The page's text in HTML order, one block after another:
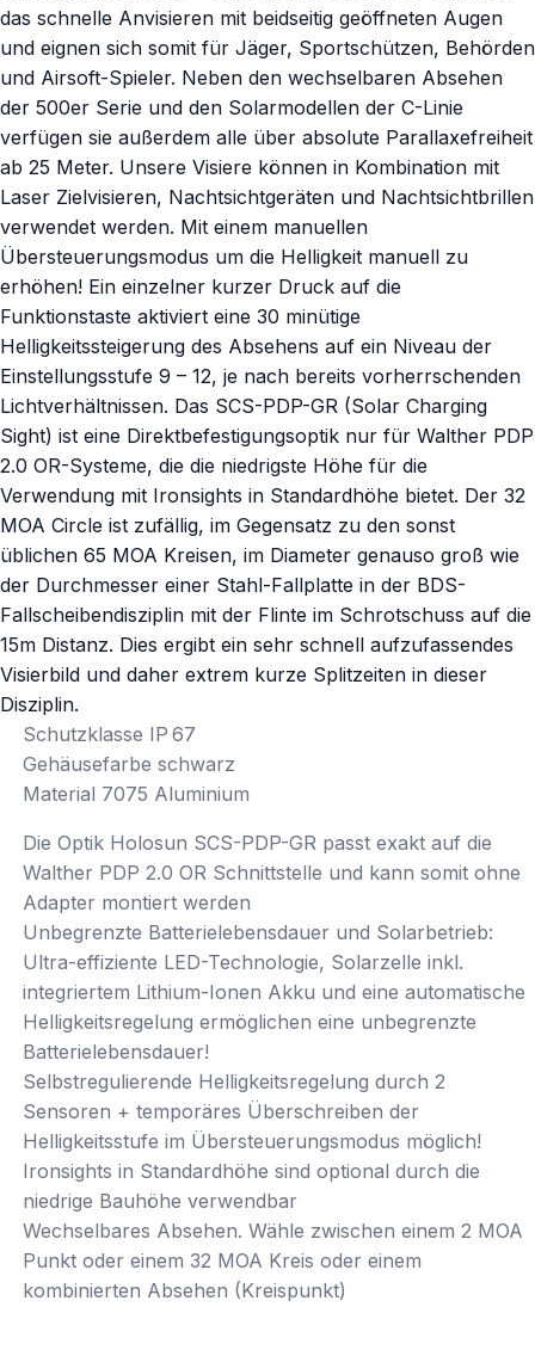
das schnelle Anvisieren mit beidseitig geöffneten Augen
und eignen sich somit für Jäger, Sportschützen, Behörden
und Airsoft-Spieler. Neben den wechselbaren Absehen
der 500er Serie und den Solarmodellen der C-Linie
verfügen sie außerdem alle über absolute Parallaxefreiheit
ab 25 Meter. Unsere Visiere können in Kombination mit
Laser Zielvisieren, Nachtsichtgeräten und Nachtsichtbrillen
verwendet werden. Mit einem manuellen
Übersteuerungsmodus um die Helligkeit manuell zu
erhöhen! Ein einzelner kurzer Druck auf die
Funktionstaste aktiviert eine 30 minütige
Helligkeitssteigerung des Absehens auf ein Niveau der
Einstellungsstufe 9 – 12, je nach bereits vorherrschenden
Lichtverhältnissen. Das SCS-PDP-GR (Solar Charging
Sight) ist eine Direktbefestigungsoptik nur für Walther PDP
2.0 OR-Systeme, die die niedrigste Höhe für die
Verwendung mit Ironsights in Standardhöhe bietet. Der 32
MOA Circle ist zufällig, im Gegensatz zu den sonst
üblichen 65 MOA Kreisen, im Diameter genauso groß wie
der Durchmesser einer Stahl-Fallplatte in der BDS-
Fallscheibendisziplin mit der Flinte im Schrotschuss auf die
15m Distanz. Dies ergibt ein sehr schnell aufzufassendes
Visierbild und daher extrem kurze Splitzeiten in dieser
Disziplin.
Schutzklasse IP 67
Gehäusefarbe schwarz
Material 7075 Aluminium
Die Optik Holosun SCS-PDP-GR passt exakt auf die
Walther PDP 2.0 OR Schnittstelle und kann somit ohne
Adapter montiert werden
Unbegrenzte Batterielebensdauer und Solarbetrieb:
Ultra-effiziente LED-Technologie, Solarzelle inkl.
integriertem Lithium-Ionen Akku und eine automatische
Helligkeitsregelung ermöglichen eine unbegrenzte
Batterielebensdauer!
Selbstregulierende Helligkeitsregelung durch 2
Sensoren + temporäres Überschreiben der
Helligkeitsstufe im Übersteuerungsmodus möglich!
Ironsights in Standardhöhe sind optional durch die
niedrige Bauhöhe verwendbar
Wechselbares Absehen. Wähle zwischen einem 2 MOA
Punkt oder einem 32 MOA Kreis oder einem
kombinierten Absehen (Kreispunkt)